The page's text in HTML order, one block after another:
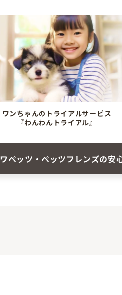
ワンちゃんのトライアルサービス
『わんわんトライアル』
ペッツ・ペッツフレンズの安